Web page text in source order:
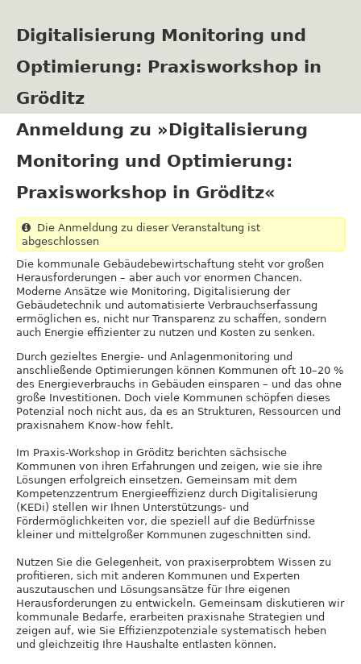
Inhalt
Digitalisierung Monitoring und
Optimierung: Praxisworkshop in
Gröditz
Anmeldung zu »Digitalisierung
Monitoring und Optimierung:
Praxisworkshop in Gröditz«
Die Anmeldung zu dieser Veranstaltung ist
abgeschlossen
Die kommunale Gebäudebewirtschaftung steht vor großen
Herausforderungen – aber auch vor enormen Chancen.
Moderne Ansätze wie Monitoring, Digitalisierung der
Gebäudetechnik und automatisierte Verbrauchserfassung
ermöglichen es, nicht nur Transparenz zu schaffen, sondern
auch Energie effizienter zu nutzen und Kosten zu senken.
Durch gezieltes Energie- und Anlagenmonitoring und
anschließende Optimierungen können Kommunen oft 10–20 %
des Energieverbrauchs in Gebäuden einsparen – und das ohne
große Investitionen. Doch viele Kommunen schöpfen dieses
Potenzial noch nicht aus, da es an Strukturen, Ressourcen und
praxisnahem Know-how fehlt.
Im Praxis-Workshop in Gröditz berichten sächsische
Kommunen von ihren Erfahrungen und zeigen, wie sie ihre
Lösungen erfolgreich einsetzen. Gemeinsam mit dem
Kompetenzzentrum Energieeffizienz durch Digitalisierung
(KEDi) stellen wir Ihnen Unterstützungs- und
Fördermöglichkeiten vor, die speziell auf die Bedürfnisse
kleiner und mittelgroßer Kommunen zugeschnitten sind.
Nutzen Sie die Gelegenheit, von praxiserprobtem Wissen zu
profitieren, sich mit anderen Kommunen und Experten
auszutauschen und Lösungsansätze für Ihre eigenen
Herausforderungen zu entwickeln. Gemeinsam diskutieren wir
kommunale Bedarfe, erarbeiten praxisnahe Strategien und
zeigen auf, wie Sie Effizienzpotenziale systematisch heben
und gleichzeitig Ihre Haushalte entlasten können.